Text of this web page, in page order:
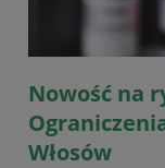
Nowość na
Włosów